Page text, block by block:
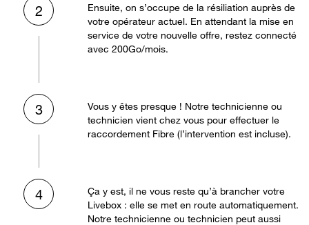
2
Ensuite, on s’occupe de la résiliation auprès de
votre opérateur actuel. En attendant la mise en
service de votre nouvelle offre, restez connecté
avec 200Go/mois.
3
Vous y êtes presque ! Notre technicienne ou
technicien vient chez vous pour effectuer le
raccordement Fibre (l’intervention est incluse).
4
Ça y est, il ne vous reste qu’à brancher votre
Livebox : elle se met en route automatiquement.
Notre technicienne ou technicien peut aussi